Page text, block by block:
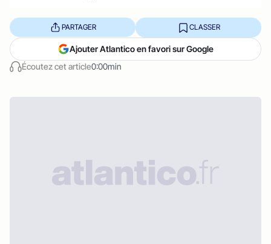
Écoutez cet article0:00min
PARTAGER CLASSER
Ajouter Atlantico en favori sur Google